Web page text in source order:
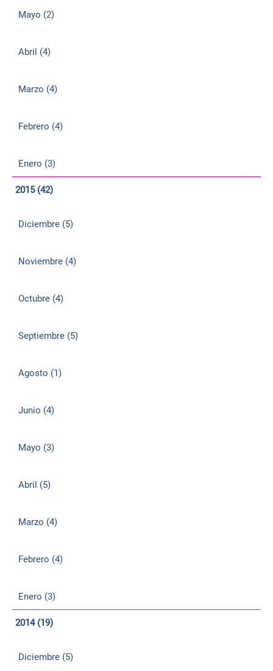
Mayo (2)
Abril (4)
Marzo (4)
Febrero (4)
Enero (3)
2015 (42)
Diciembre (5)
Noviembre (4)
Octubre (4)
Septiembre (5)
Agosto (1)
Junio (4)
Mayo (3)
Abril (5)
Marzo (4)
Febrero (4)
Enero (3)
2014 (19)
Diciembre (5)